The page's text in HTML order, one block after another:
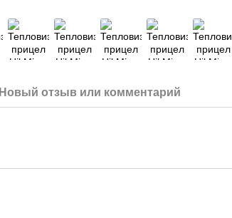
Новый отзыв или комментарий